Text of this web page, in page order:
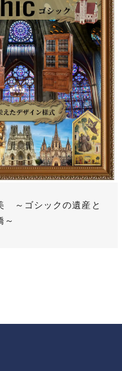
～ゴシックの遺産と
～